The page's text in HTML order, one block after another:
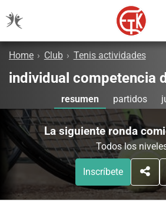
Home › Club › Tenis actividades
individual competencia
resumen partidos
La siguiente ronda
Todos los
Inscríbete